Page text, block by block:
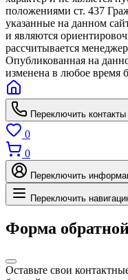
положениями ст. 437
указанные на данном
и являются
рассчитывается
Опубликованная на
изменена в любое время
Переключить контакты
0
0
Переключить
Переключить
Форма
Оставьте свои